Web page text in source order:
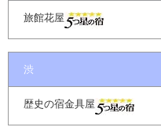
旅館花屋
渋
歴史の宿金具屋